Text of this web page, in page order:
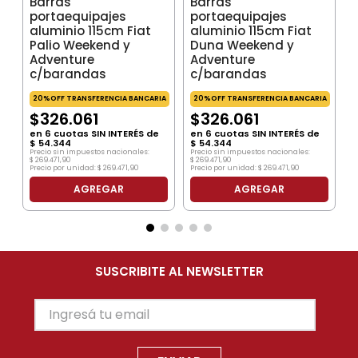
portaequipajes
aluminio 115cm Fiat
Palio Weekend y
Adventure
c/barandas
20%OFF TRANSFERENCIA BANCARIA
$326.061
en 6 cuotas SIN INTERÉS de
$ 54.344
Precio sin impuestos nacionales:
$ 269.471,90
Precio por unidad:$ 269.471,90
AGREGAR
portaequipajes
aluminio 115cm Fiat
Duna Weekend y
Adventure
c/barandas
20%OFF TRANSFERENCIA BANCARIA
$326.061
en 6 cuotas SIN INTERÉS de
$ 54.344
Precio sin impuestos nacionales:
$ 269.471,90
Precio por unidad:$ 269.471,90
AGREGAR
SUSCRIBITE AL NEWSLETTER